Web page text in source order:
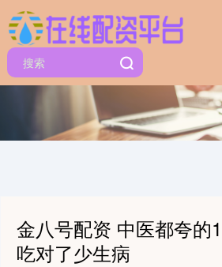
金八号配资 中医都夸的
吃对了少生病